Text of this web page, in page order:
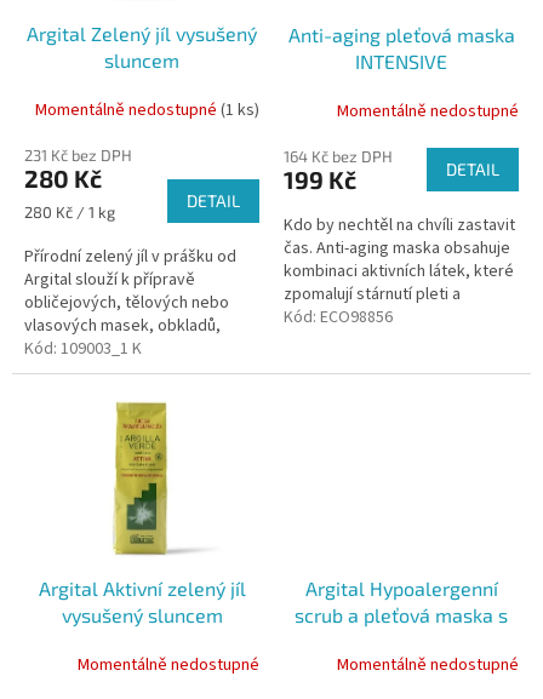
Argital Zelený jíl vysušený
sluncem
Momentálně nedostupné (1 ks)
231 Kč bez DPH
280 Kč
Měrná
280 Kč / 1 kg
DETAIL
Přírodní zelený jíl v prášku od
Argital slouží k přípravě
obličejových, tělových nebo
vlasových masek, obkladů,
zábalů a koupelí. Pochází z
mořských zdrojů na jižním
Kód: 109003_1 K
Anti-aging pleťová maska
INTENSIVE
Momentálně nedostupné
164 Kč bez DPH
199 Kč DETAIL
Kdo by nechtěl na chvíli zastavit
čas. Anti-aging maska obsahuje
kombinaci aktivních látek, které
zpomalují stárnutí pleti a
obnovují kožní buňky. Vitamin C,
Kód: ECO98856
Argital Aktivní zelený jíl
vysušený sluncem
Momentálně nedostupné
Argital Hypoalergenní
scrub a pleťová maska s
Momentálně nedostupné